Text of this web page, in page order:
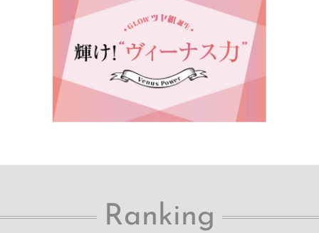
Ranking